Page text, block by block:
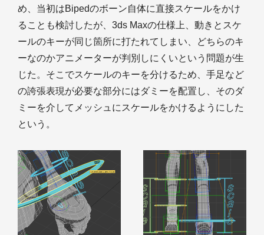
め、当初はBipedのボーン自体に直接スケールをかけ
ることも検討したが、3ds Maxの仕様上、動きとスケ
ールのキーが同じ箇所に打たれてしまい、どちらのキ
ーなのかアニメーターが判別しにくいという問題が生
じた。そこでスケールのキーを分けるため、手足など
の誇張表現が必要な部分にはダミーを配置し、そのダ
ミーを介してメッシュにスケールをかけるようにした
という。